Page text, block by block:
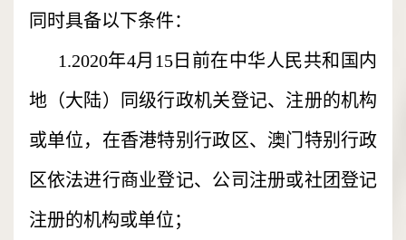
同时具备以下条件：
1.2020年4月15日前在中华人民共和国内
地（大陆）同级行政机关登记、注册的机构
或单位，在香港特别行政区、澳门特别行政
区依法进行商业登记、公司注册或社团登记
注册的机构或单位；